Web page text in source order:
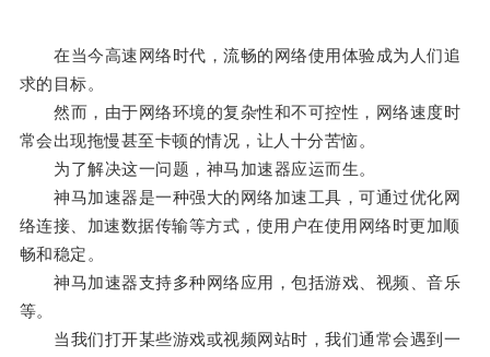
在当今高速网络时代，流畅的网络使用体验成为人们追
求的目标。
然而，由于网络环境的复杂性和不可控性，网络速度时
常会出现拖慢甚至卡顿的情况，让人十分苦恼。
为了解决这一问题，神马加速器应运而生。
神马加速器是一种强大的网络加速工具，可通过优化网
络连接、加速数据传输等方式，使用户在使用网络时更加顺
畅和稳定。
神马加速器支持多种网络应用，包括游戏、视频、音乐
等。
当我们打开某些游戏或视频网站时，我们通常会遇到一